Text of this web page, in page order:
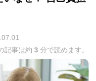
記事は約 3 分で読めます。